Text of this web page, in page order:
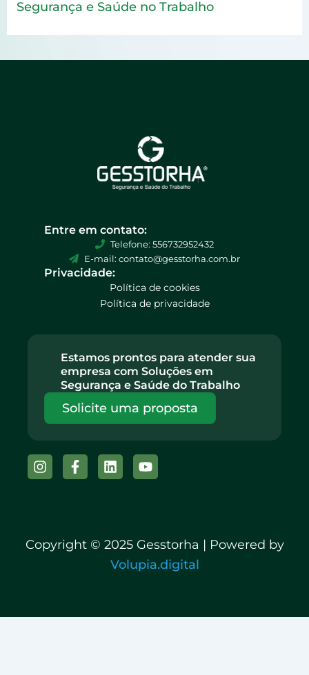
Segurança e Saúde no Trabalho
Entre em contato:
Telefone: 556732952432
E-mail: contato@gesstorha.com.br
Privacidade:
Política de cookies
Política de privacidade
Estamos prontos para atender sua
empresa com Soluções em
Segurança e Saúde do Trabalho
Solicite uma proposta
InstagramFacebook-
f
LinkedinYoutube
Copyright © 2025 Gesstorha | Powered by
Volupia.digital